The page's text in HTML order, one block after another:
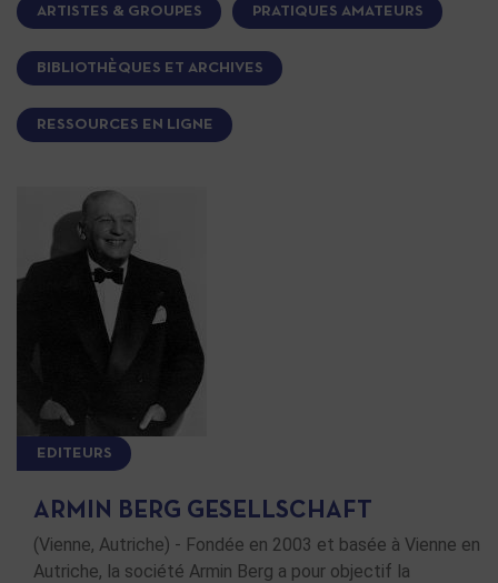
ARTISTES & GROUPES PRATIQUES AMATEURS
BIBLIOTHÈQUES ET ARCHIVES
RESSOURCES EN LIGNE
EDITEURS
ARMIN BERG GESELLSCHAFT
(Vienne, Autriche) - Fondée en 2003 et basée à Vienne en
Autriche, la société Armin Berg a pour objectif la